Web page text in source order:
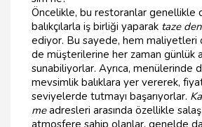
Öncelikle, bu restoranlar genellikle
balıkçılarla iş birliği yaparak taze
ediyor. Bu sayede, hem maliyetleri
de müşterilerine her zaman günlük
sunabiliyorlar. Ayrıca, menülerinde
mevsimlik balıklara yer vererek,
seviyelerde tutmayı başarıyorlar.
meadresleri arasında özellikle